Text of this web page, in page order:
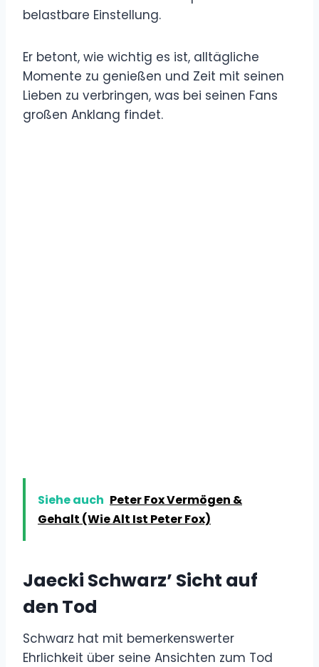
belastbare Einstellung.
Er betont, wie wichtig es ist, alltägliche
Momente zu genießen und Zeit mit seinen
Lieben zu verbringen, was bei seinen Fans
großen Anklang findet.
Siehe auch Peter Fox Vermögen &
Gehalt (Wie Alt Ist Peter Fox)
Jaecki Schwarz’ Sicht auf
den Tod
Schwarz hat mit bemerkenswerter
Ehrlichkeit über seine Ansichten zum Tod